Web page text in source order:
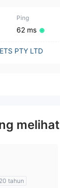
Ping
62 ms
PTY LTD
melihat
tahun